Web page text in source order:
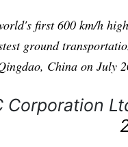
first 600 km/h
ground
China on July
Corporation